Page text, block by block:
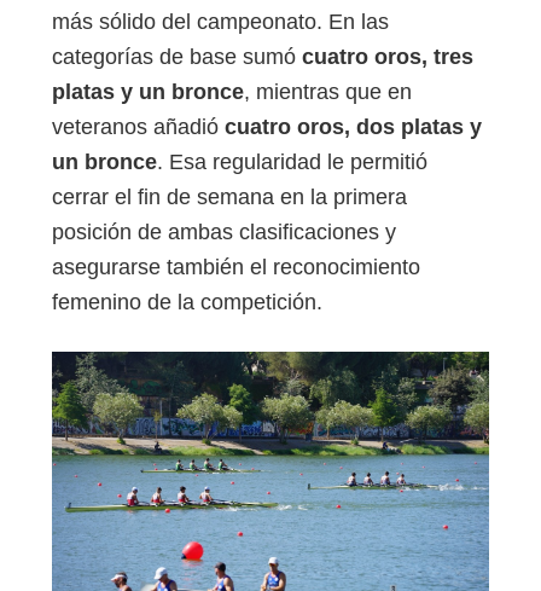
más sólido del campeonato. En las
categorías de base sumó cuatro oros, tres
platas y un bronce, mientras que en
veteranos añadió cuatro oros, dos platas y
un bronce. Esa regularidad le permitió
cerrar el fin de semana en la primera
posición de ambas clasificaciones y
asegurarse también el reconocimiento
femenino de la competición.